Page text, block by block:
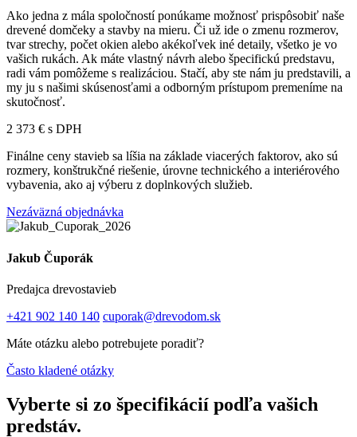
Ako jedna z mála spoločností ponúkame možnosť prispôsobiť naše
drevené domčeky a stavby na mieru. Či už ide o zmenu rozmerov,
tvar strechy, počet okien alebo akékoľvek iné detaily, všetko je vo
vašich rukách. Ak máte vlastný návrh alebo špecifickú predstavu,
radi vám pomôžeme s realizáciou. Stačí, aby ste nám ju predstavili, a
my ju s našimi skúsenosťami a odborným prístupom premeníme na
skutočnosť.
2 373 € s DPH
Finálne ceny stavieb sa líšia na základe viacerých faktorov, ako sú
rozmery, konštrukčné riešenie, úrovne technického a interiérového
vybavenia, ako aj výberu z doplnkových služieb.
Nezáväzná objednávka
Jakub Čuporák
Predajca drevostavieb
+421 902 140 140 cuporak@drevodom.sk
Máte otázku alebo potrebujete poradiť?
Často kladené otázky
Vyberte si zo špecifikácií podľa vašich
predstáv.